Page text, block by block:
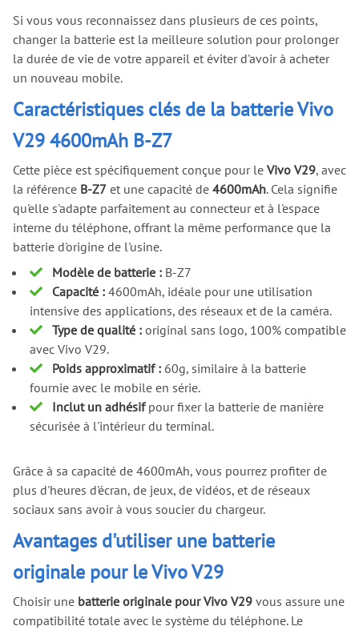
Si vous vous reconnaissez dans plusieurs de ces points,
changer la batterie est la meilleure solution pour prolonger
la durée de vie de votre appareil et éviter d'avoir à acheter
un nouveau mobile.
Caractéristiques clés de la batterie Vivo
V29 4600mAh B-Z7
Cette pièce est spécifiquement conçue pour le Vivo V29, avec
la référence B-Z7 et une capacité de 4600mAh. Cela signifie
qu'elle s'adapte parfaitement au connecteur et à l'espace
interne du téléphone, offrant la même performance que la
batterie d'origine de l'usine.
Modèle de batterie :B-Z7
Capacité :4600mAh, idéale pour une utilisation
intensive des applications, des réseaux et de la caméra.
Type de qualité :original sans logo, 100% compatible
avec Vivo V29.
Poids approximatif :60g, similaire à la batterie
fournie avec le mobile en série.
Inclut un adhésifpour fixer la batterie de manière
sécurisée à l'intérieur du terminal.
Grâce à sa capacité de 4600mAh, vous pourrez profiter de
plus d'heures d'écran, de jeux, de vidéos, et de réseaux
sociaux sans avoir à vous soucier du chargeur.
Avantages d'utiliser une batterie
originale pour le Vivo V29
Choisir une batterie originale pour Vivo V29 vous assure une
compatibilité totale avec le système du téléphone. Le